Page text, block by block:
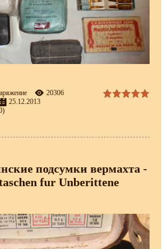
20306
25.12.2013
подсумки вермахта -
fur Unberittene